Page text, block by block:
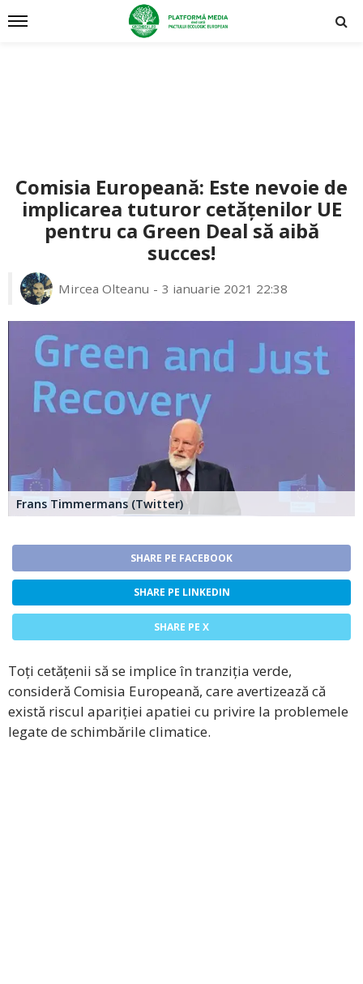
Comisia Europeană: Este nevoie de
implicarea tuturor cetățenilor UE
pentru ca Green Deal să aibă
succes!
Mircea Olteanu 3 ianuarie 2021 22:38
Frans Timmermans (Twitter)
SHARE PE FACEBOOK
SHARE PE LINKEDIN
SHARE PE X
Toți cetățenii să se implice în tranziția verde,
consideră Comisia Europeană, care avertizează că
există riscul apariției apatiei cu privire la problemele
legate de schimbările climatice.